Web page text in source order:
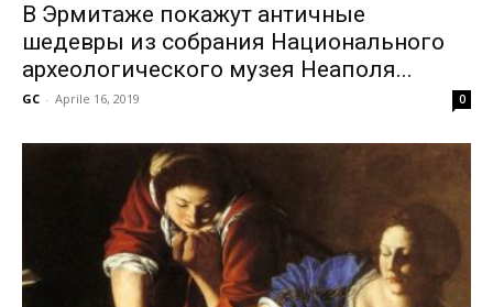
В Эрмитаже покажут античные
шедевры из собрания Национального
археологического музея Неаполя...
GC - Aprile 16, 2019 0